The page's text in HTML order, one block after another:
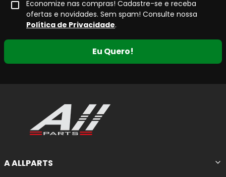
Economize nas compras! Cadastre-se e receba
ofertas e novidades. Sem spam! Consulte nossa
Política de Privacidade.
Eu Quero!
A ALLPARTS